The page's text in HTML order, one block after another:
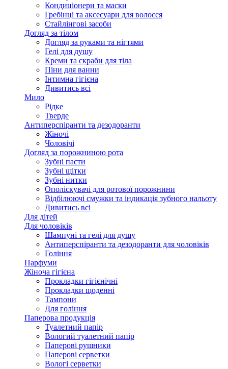
Кондиціонери та маски
Гребінці та аксесуари для волосся
Стайлінгові засоби
Догляд за тілом
Догляд за руками та нігтями
Гелі для душу
Креми та скраби для тіла
Піни для ванни
Інтимна гігієна
Дивитись всі
Мило
Рідке
Тверде
Антиперспіранти та дезодоранти
Жіночі
Чоловічі
Догляд за порожниною рота
Зубні пасти
Зубні щітки
Зубні нитки
Ополіскувачі для ротової порожнини
Відбілюючі смужки та індикація зубного нальоту
Дивитись всі
Для дітей
Для чоловіків
Шампуні та гелі для душу
Антиперспіранти та дезодоранти для чоловіків
Гоління
Парфуми
Жіноча гігієна
Прокладки гігієнічні
Прокладки щоденні
Тампони
Для гоління
Паперова продукція
Туалетний папір
Вологий туалетний папір
Паперові рушники
Паперові серветки
Вологі серветки